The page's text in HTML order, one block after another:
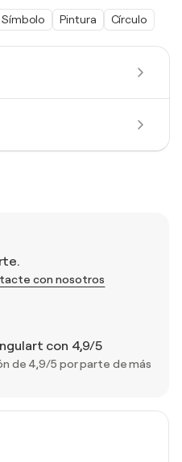
con nosotros
con 4,9/5
de 4,9/5 por parte de más
Símbolo Pintura Círculo